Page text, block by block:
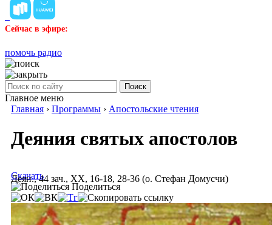
Сейчас в эфире:
помочь радио
Поиск
Главное меню
Главная › Программы › Апостольские чтения
Деяния святых апостолов
Деян., 44 зач., XX, 16-18, 28-36 (о. Стефан Домусчи)
Скачать
Поделиться